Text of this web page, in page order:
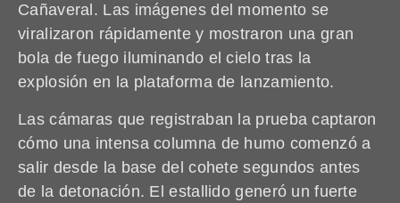
Cañaveral. Las imágenes del momento se
viralizaron rápidamente y mostraron una gran
bola de fuego iluminando el cielo tras la
explosión en la plataforma de lanzamiento.
Las cámaras que registraban la prueba captaron
cómo una intensa columna de humo comenzó a
salir desde la base del cohete segundos antes
de la detonación. El estallido generó un fuerte